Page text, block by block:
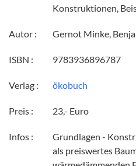
Konstruktionen,
Autor : Gernot Minke,
ISBN : 9783936896787
Verlag : ökobuch
Preis : 23,- Euro
Infos :
Grundlagen -
als preiswertes